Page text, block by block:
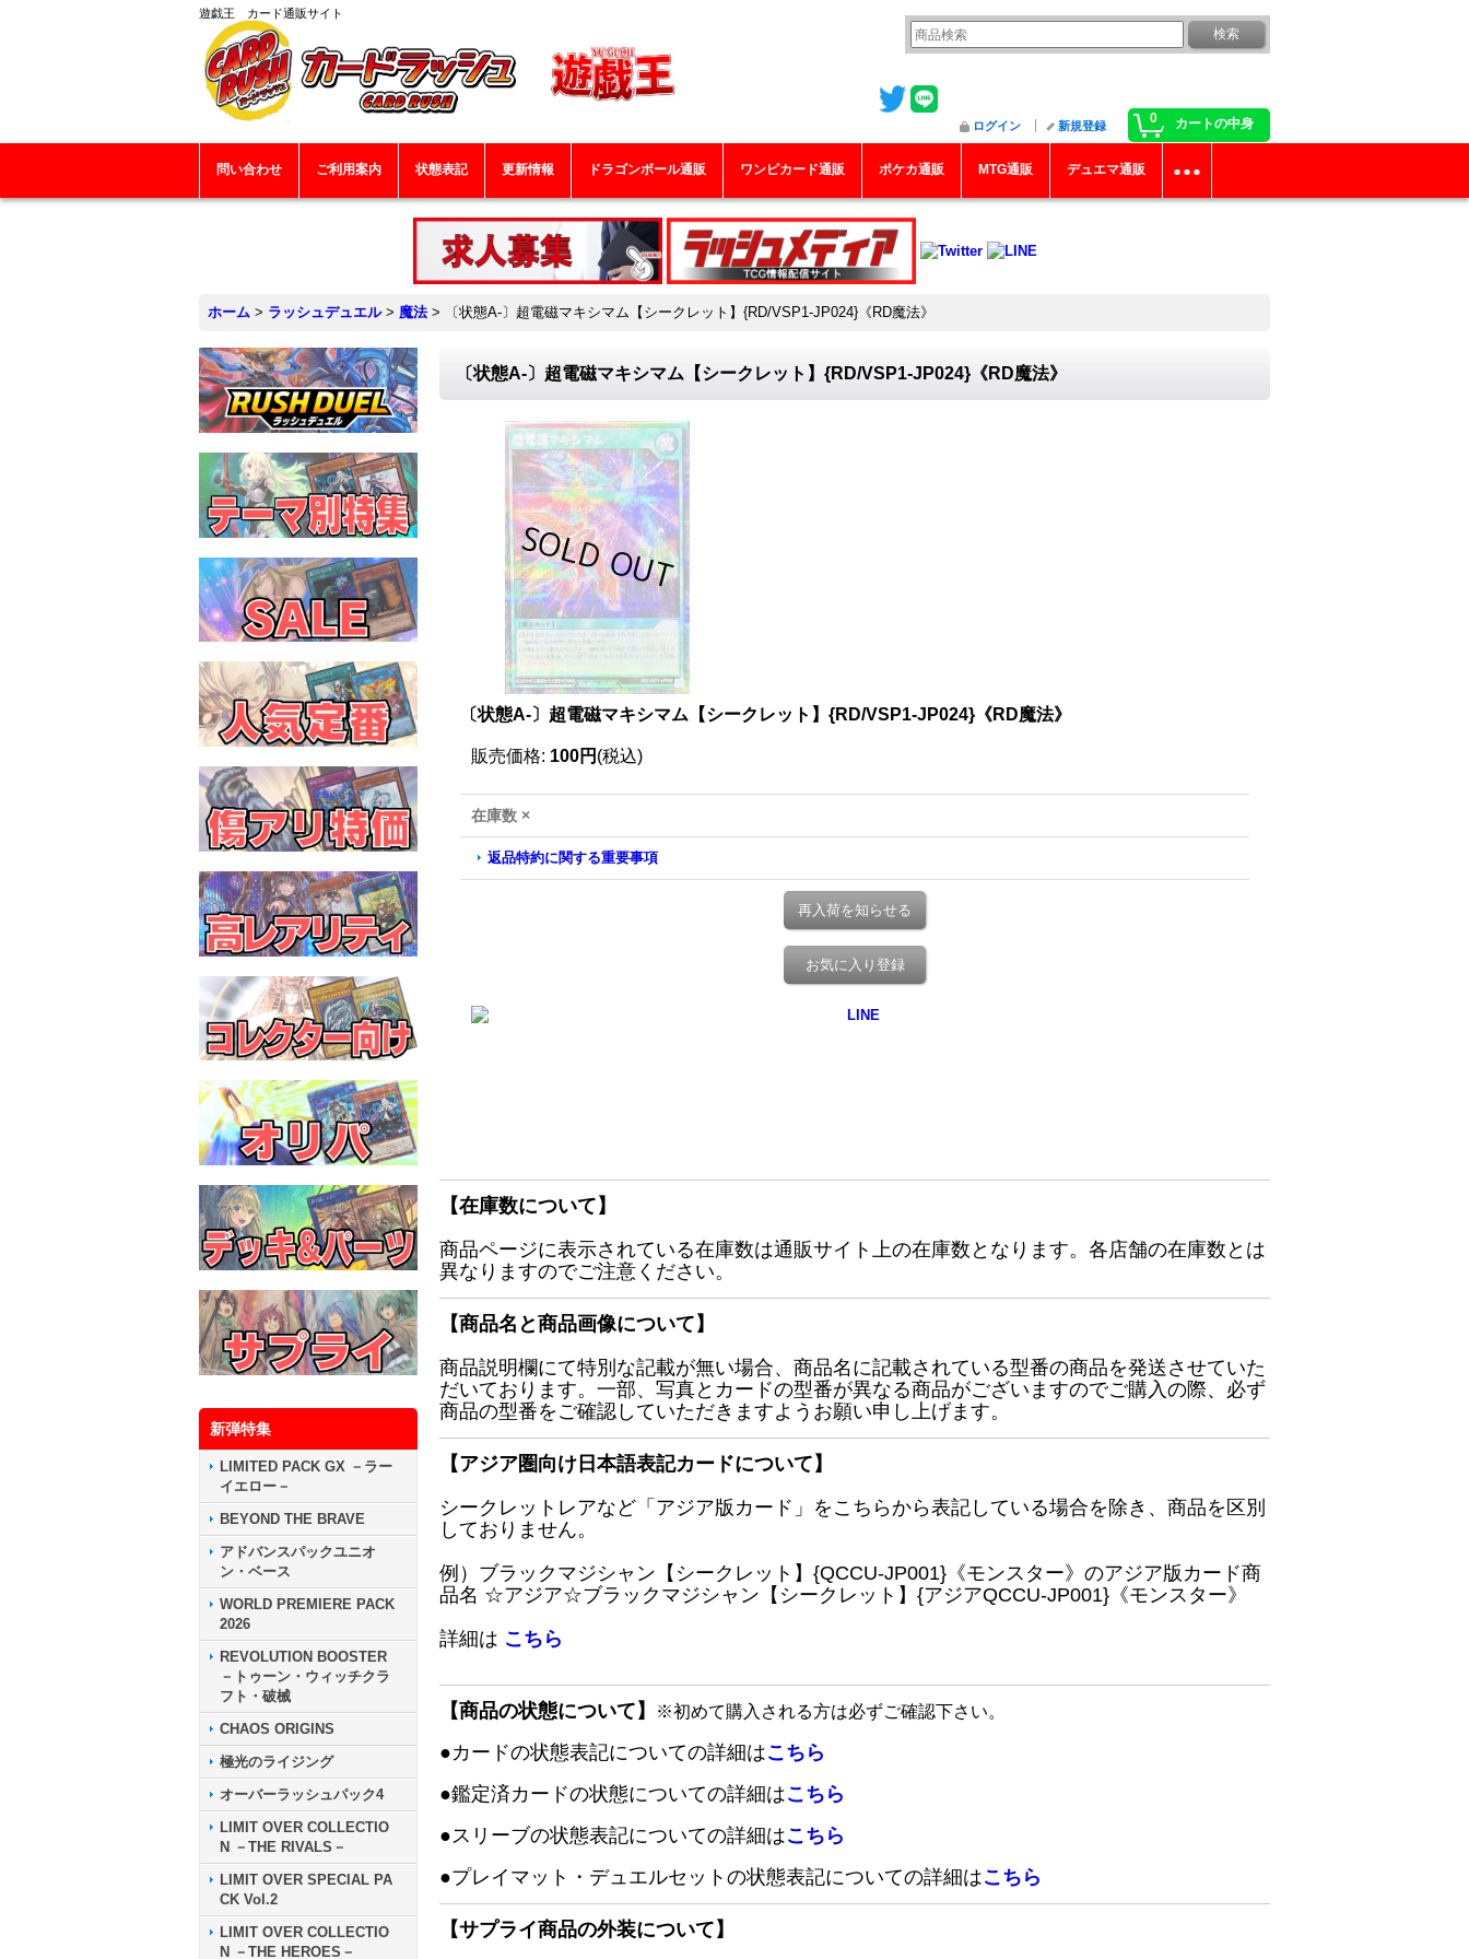
遊戯王 カード通販サイト
0 カートの中身
ログイン 新規登録
問い合わせ ご利用案内 状態表記 更新情報 ドラゴンボール通販 ワンピカード通販 ポケカ通販 MTG通販 デュエマ通販
ホーム > ラッシュデュエル > 魔法 > 〔状態A-〕超電磁マキシマム【シークレット】{RD/VSP1-JP024}《RD魔法》
新弾特集
LIMITED PACK GX －ラー
イエロー－
BEYOND THE BRAVE
アドバンスパックユニオ
ン・ベース
WORLD PREMIERE PACK
2026
REVOLUTION BOOSTER
－トゥーン・ウィッチクラ
フト・破械
CHAOS ORIGINS
極光のライジング
オーバーラッシュパック4
LIMIT OVER COLLECTIO
N －THE RIVALS－
LIMIT OVER SPECIAL PA
CK Vol.2
LIMIT OVER COLLECTIO
N －THE HEROES－
〔状態A-〕超電磁マキシマム【シークレット】{RD/VSP1-JP024}《RD魔法》
〔状態A-〕超電磁マキシマム【シークレット】{RD/VSP1-JP024}《RD魔法》
販売価格: 100円 (税込)
在庫数 ×
返品特約に関する重要事項
再入荷を知らせる
お気に入り登録
【在庫数について】
商品ページに表示されている在庫数は通販サイト上の在庫数となります。各店舗の在庫数とは
異なりますのでご注意ください。
【商品名と商品画像について】
商品説明欄にて特別な記載が無い場合、商品名に記載されている型番の商品を発送させていた
だいております。一部、写真とカードの型番が異なる商品がございますのでご購入の際、必ず
商品の型番をご確認していただきますようお願い申し上げます。
【アジア圏向け日本語表記カードについて】
シークレットレアなど「アジア版カード」をこちらから表記している場合を除き、商品を区別
しておりません。
例）ブラックマジシャン【シークレット】{QCCU-JP001}《モンスター》のアジア版カード商
品名 ☆アジア☆ブラックマジシャン【シークレット】{アジアQCCU-JP001}《モンスター》
詳細は こちら
【商品の状態について】 ※初めて購入される方は必ずご確認下さい。
●カードの状態表記についての詳細はこちら
●鑑定済カードの状態についての詳細はこちら
●スリーブの状態表記についての詳細はこちら
●プレイマット・デュエルセットの状態表記についての詳細はこちら
【サプライ商品の外装について】